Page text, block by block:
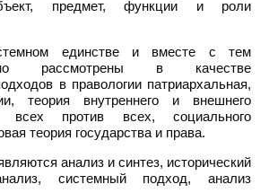
предмет, функции и роли
единстве и вместе с тем
рассмотрены в качестве
в правологии патриархальная,
теория внутреннего и внешнего
всех против всех, социального
теория государства и права.
анализ и синтез, исторический
системный подход, анализ